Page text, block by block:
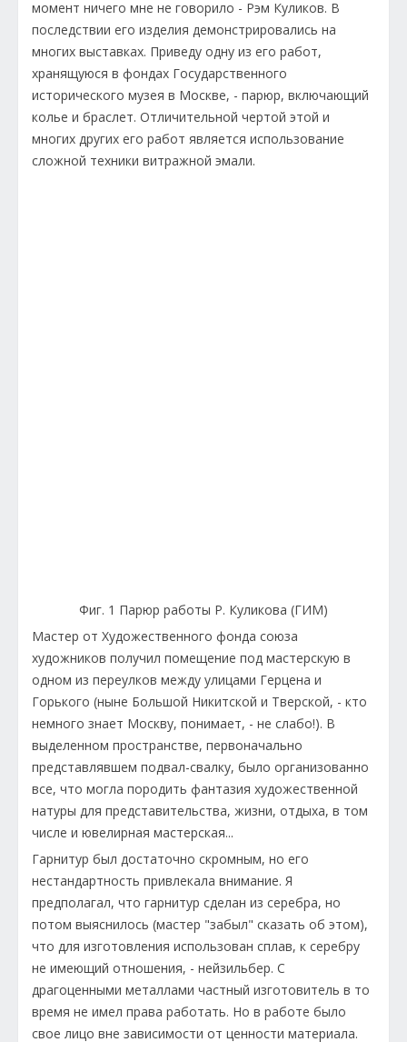
момент ничего мне не говорило - Рэм Куликов. В
последствии его изделия демонстрировались на
многих выставках. Приведу одну из его работ,
хранящуюся в фондах Государственного
исторического музея в Москве, - парюр, включающий
колье и браслет. Отличительной чертой этой и
многих других его работ является использование
сложной техники витражной эмали.
Фиг. 1 Парюр работы Р. Куликова (ГИМ)
Мастер от Художественного фонда союза
художников получил помещение под мастерскую в
одном из переулков между улицами Герцена и
Горького (ныне Большой Никитской и Тверской, - кто
немного знает Москву, понимает, - не слабо!). В
выделенном пространстве, первоначально
представлявшем подвал-свалку, было организованно
все, что могла породить фантазия художественной
натуры для представительства, жизни, отдыха, в том
числе и ювелирная мастерская...
Гарнитур был достаточно скромным, но его
нестандартность привлекала внимание. Я
предполагал, что гарнитур сделан из серебра, но
потом выяснилось (мастер "забыл" сказать об этом),
что для изготовления использован сплав, к серебру
не имеющий отношения, - нейзильбер. С
драгоценными металлами частный изготовитель в то
время не имел права работать. Но в работе было
свое лицо вне зависимости от ценности материала.